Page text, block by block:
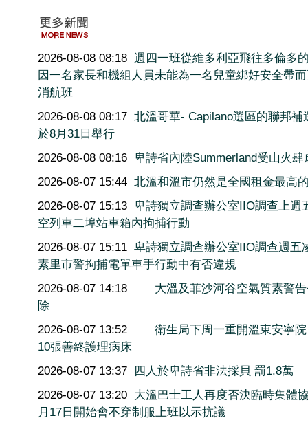
2026-08-08 08:18 週四一班從維多利亞飛往多倫多
因一名家長和機組人員未能為一名兒童綁好安全帶
消航班
2026-08-08 08:17 北溫哥華- Capilano選區的聯邦補
於8月31日舉行
2026-08-08 08:16 卑詩省內陸Summerland受山火肆
2026-08-07 15:44 北溫和溫市仍然是全國租金最高
2026-08-07 15:13 卑詩獨立調查辦公室IIO調查上週
空列車二埠站車箱內拘捕行動
2026-08-07 15:11 卑詩獨立調查辦公室IIO調查週五
素里市警拘捕電單車手行動中有否違規
2026-08-07 14:18
大溫及菲沙河谷空氣質素警
除
2026-08-07 13:52
衛生局下周一重開溫東安寧
10張善終護理病床
2026-08-07 13:37 四人於卑詩省非法採貝 罰1.8萬
2026-08-07 13:20 大溫巴士工人再度否決臨時集體
月17日開始會不穿制服上班以示抗議